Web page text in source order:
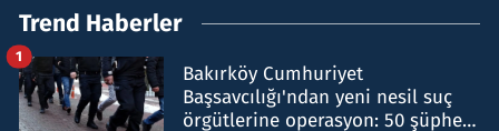
Trend Haberler
Bakırköy Cumhuriyet
Başsavcılığı'ndan yeni nesil suç
örgütlerine operasyon: 50 şüpheli
1